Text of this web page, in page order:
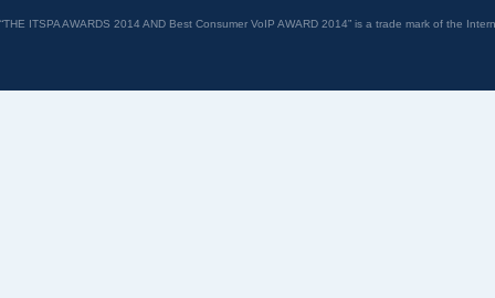
“THE ITSPA AWARDS 2014 AND Best Consumer VoIP AWARD 2014” is a trade mark of the